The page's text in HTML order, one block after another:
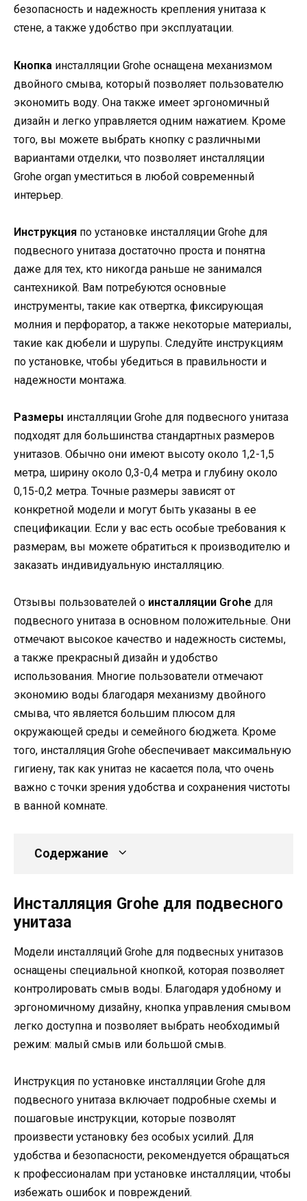
безопасность и надежность крепления унитаза к
стене, а также удобство при эксплуатации.
Кнопка инсталляции Grohe оснащена механизмом
двойного смыва, который позволяет пользователю
экономить воду. Она также имеет эргономичный
дизайн и легко управляется одним нажатием. Кроме
того, вы можете выбрать кнопку с различными
вариантами отделки, что позволяет инсталляции
Grohe organ уместиться в любой современный
интерьер.
Инструкция по установке инсталляции Grohe для
подвесного унитаза достаточно проста и понятна
даже для тех, кто никогда раньше не занимался
сантехникой. Вам потребуются основные
инструменты, такие как отвертка, фиксирующая
молния и перфоратор, а также некоторые материалы,
такие как дюбели и шурупы. Следуйте инструкциям
по установке, чтобы убедиться в правильности и
надежности монтажа.
Размеры инсталляции Grohe для подвесного унитаза
подходят для большинства стандартных размеров
унитазов. Обычно они имеют высоту около 1,2-1,5
метра, ширину около 0,3-0,4 метра и глубину около
0,15-0,2 метра. Точные размеры зависят от
конкретной модели и могут быть указаны в ее
спецификации. Если у вас есть особые требования к
размерам, вы можете обратиться к производителю и
заказать индивидуальную инсталляцию.
Отзывы пользователей о инсталляции Grohe для
подвесного унитаза в основном положительные. Они
отмечают высокое качество и надежность системы,
а также прекрасный дизайн и удобство
использования. Многие пользователи отмечают
экономию воды благодаря механизму двойного
смыва, что является большим плюсом для
окружающей среды и семейного бюджета. Кроме
того, инсталляция Grohe обеспечивает максимальную
гигиену, так как унитаз не касается пола, что очень
важно с точки зрения удобства и сохранения чистоты
в ванной комнате.
Содержание
Инсталляция Grohe для подвесного
унитаза
Модели инсталляций Grohe для подвесных унитазов
оснащены специальной кнопкой, которая позволяет
контролировать смыв воды. Благодаря удобному и
эргономичному дизайну, кнопка управления смывом
легко доступна и позволяет выбрать необходимый
режим: малый смыв или большой смыв.
Инструкция по установке инсталляции Grohe для
подвесного унитаза включает подробные схемы и
пошаговые инструкции, которые позволят
произвести установку без особых усилий. Для
удобства и безопасности, рекомендуется обращаться
к профессионалам при установке инсталляции, чтобы
избежать ошибок и повреждений.